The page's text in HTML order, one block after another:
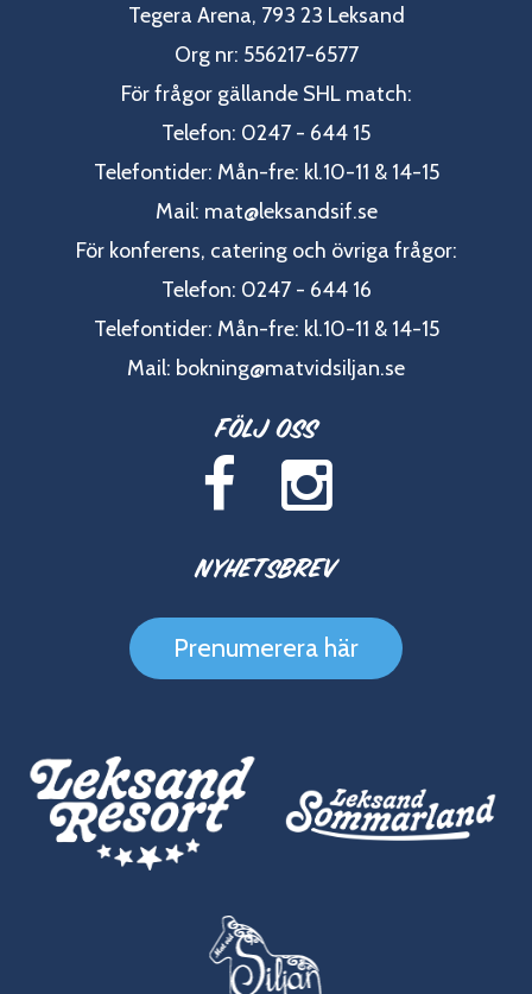
Tegera Arena, 793 23 Leksand
Org nr: 556217-6577
För frågor gällande SHL match:
Telefon: 0247 - 644 15
Telefontider: Mån-fre: kl.10-11 & 14-15
Mail: mat@leksandsif.se
För konferens, catering och övriga frågor:
Telefon: 0247 - 644 16
Telefontider: Mån-fre: kl.10-11 & 14-15
Mail: bokning@matvidsiljan.se
Följ oss
Nyhetsbrev